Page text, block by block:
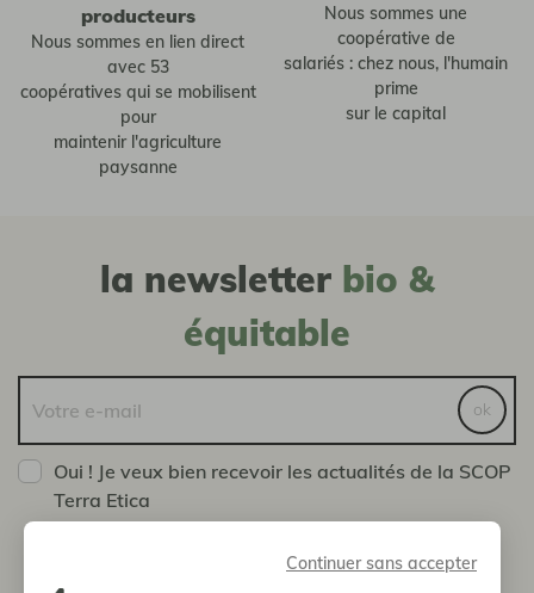
Continuer sans accepter
producteurs
Nous sommes en lien direct
avec 53
coopératives qui se mobilisent
pour
maintenir l'agriculture
paysanne
Nous sommes une
coopérative de
salariés : chez nous, l'humain
prime
sur le capital
la newsletter bio &
équitable
Oui ! Je veux bien recevoir les actualités de la SCOP
Terra Etica
envoyant un message via la page Contact
ok